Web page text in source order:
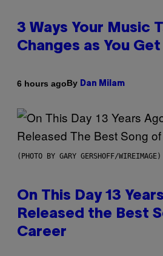
3 Ways Your Music
Changes as You
6 hours agoBy Dan Milam
(PHOTO BY GARY GERSHOFF/WIREIMAGE)
On This Day 13
Released the Best
Career